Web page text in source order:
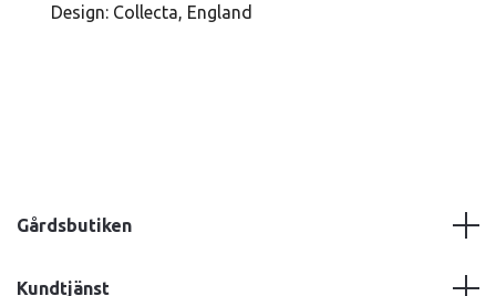
Design: Collecta, England
Gårdsbutiken
Kundtjänst